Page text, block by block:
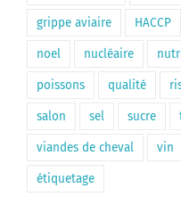
grippe aviaire HACCP
noel nucléaire
poissons qualité
salon sel sucre
viandes de cheval vin
étiquetage